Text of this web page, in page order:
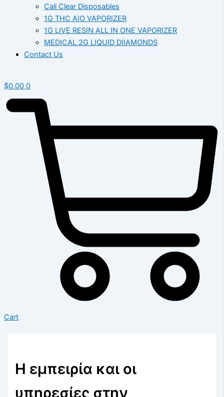
Cali Clear Disposables
1G THC AIO VAPORIZER
1G LIVE RESIN ALL IN ONE VAPORIZER
MEDICAL 2G LIQUID DIIAMONDS
Contact Us
$0.00 0
Cart
Η εμπειρία και οι
υπηρεσίες στην